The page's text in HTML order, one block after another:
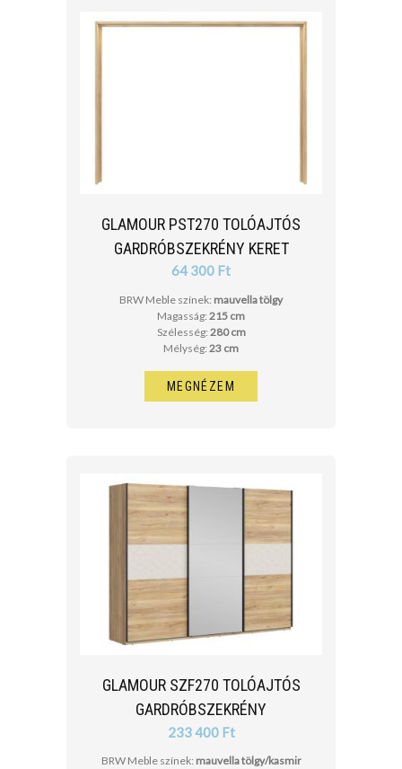
GLAMOUR PST270 TOLÓAJTÓS
GARDRÓBSZEKRÉNY KERET
64 300 Ft
BRW Meble színek: mauvella tölgy
Magasság: 215 cm
Szélesség: 280 cm
Mélység: 23 cm
MEGNÉZEM
GLAMOUR SZF270 TOLÓAJTÓS
GARDRÓBSZEKRÉNY
233 400 Ft
BRW Meble színek: mauvella tölgy/kasmir